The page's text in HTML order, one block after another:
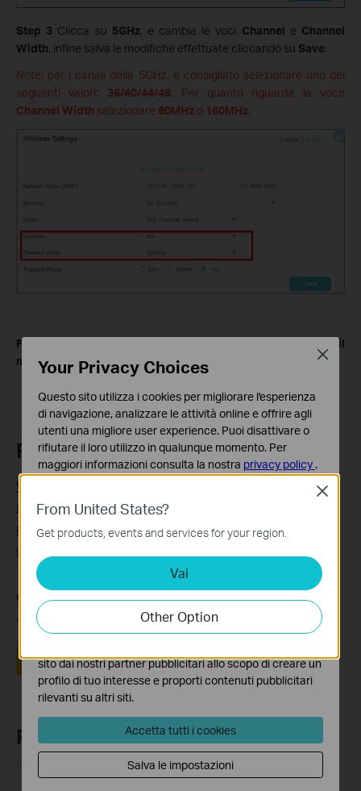
Step 3 Clicca su 5GHz, e cambia le voci Channel e Channel
Width, infine salva le modifiche effettuate cliccando su Save.
Note: per i canali della 5GHz, è consigliato selezionare uno dei
seguenti valori: 36/40/44/48. Per quanto riguarda la voce
Channel Width selezionare 80MHz o 160MHz.
Per maggiori informazioni sul tuo prodotto, scarica il
manuale nella sezione
Download Center
Related FAQs
What can I do if I forget the administrator password of my
xDSL modem router?
Come cambiare canale wireless sul mio router modem
wireless ADSL2 + TP-Link
Questa faq è utile?
Your feedback helps improve this site.
Sì No
Recommend Products
From United States?
Get products, events and services for your region.
Vai
Other Option
Close
Your Privacy Choices
Questo sito utilizza i cookies per migliorare l'esperienza
di navigazione, analizzare le attività online e offrire agli
utenti una migliore user experience. Puoi disattivare o
rifiutare il loro utilizzo in qualunque momento. Per
maggiori informazioni consulta la nostra privacy policy .
Questi cookies sono necessari per il corretto
funzionamento del sito e non possono essere disattivati
nel tuo sistema.
Analytics e Marketing Cookies
I cookies analitici ci permettono di analizzare le tue
attività sul nostro sito allo scopo di migliorarne le
funzionalità.
sito dai nostri partner pubblicitari allo scopo di creare un
profilo di tuo interesse e proporti contenuti pubblicitari
rilevanti su altri siti.
Accetta tutti i cookies
Salva le impostazioni
Close